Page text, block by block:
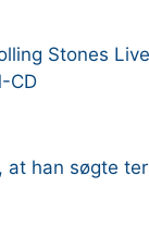
Stones
CD
at han søgte